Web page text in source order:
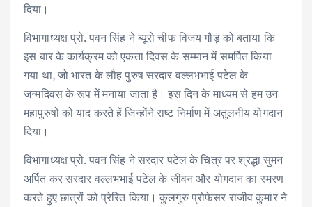
दिया।
विभागाध्यक्ष प्रो. पवन सिंह ने ब्यूरो चीफ विजय गौड़ को बताया कि
इस बार के कार्यक्रम को एकता दिवस के सम्मान में समर्पित किया
गया था, जो भारत के लौह पुरुष सरदार वल्लभभाई पटेल के
जन्मदिवस के रूप में मनाया जाता है। इस दिन के माध्यम से हम उन
महापुरुषों को याद करते हें जिन्होंने राष्ट निर्माण में अतुलनीय योगदान
दिया।
विभागाध्यक्ष प्रो. पवन सिंह ने सरदार पटेल के चित्र पर श्रद्धा सुमन
अर्पित कर सरदार वल्लभभाई पटेल के जीवन और योगदान का स्मरण
करते हुए छात्रों को प्रेरित किया। कुलगुरु प्रोफेसर राजीव कुमार ने